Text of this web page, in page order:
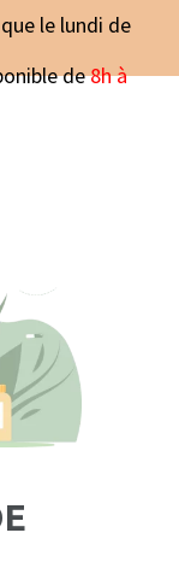
le lundi de
de8h à